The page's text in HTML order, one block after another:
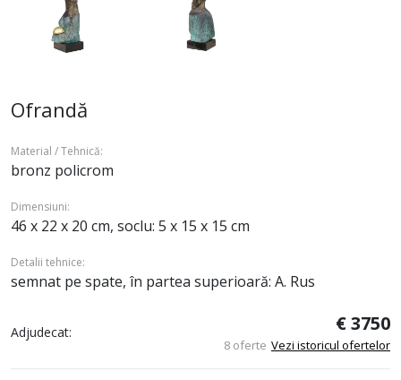
Ofrandă
Material / Tehnică:
bronz policrom
Dimensiuni:
46 x 22 x 20 cm, soclu: 5 x 15 x 15 cm
Detalii tehnice:
semnat pe spate, în partea superioară: A. Rus
Adjudecat: € 3750
8 oferte Vezi istoricul ofertelor